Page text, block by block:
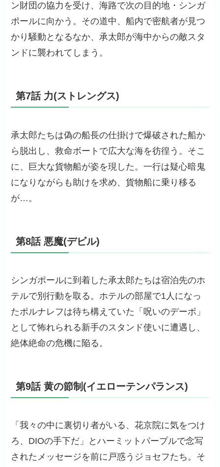
ン財団の協力を受け、海路で次の目的地・シンガ
ポールに向かう。その道中、船内で密航者が見つ
かり騒動となるなか、承太郎が海中からの敵スタ
ンドに襲われてしまう。
第7話 力(ストレングス)
承太郎たちは偽の船長の仕掛けで爆破された船か
ら脱出し、救命ボートで広大な海を彷徨う。そこ
に、巨大な貨物船が姿を現した。一行は疑心暗鬼
になりながらも助けを求め、貨物船に乗り移る
が…。
第8話 悪魔(デビル)
シンガポールに到着した承太郎たちは宿泊先のホ
テルで別行動を取る。ホテルの部屋で1人になっ
たポルナレフは待ち構えていた「呪いのデーボ」
として怖れられる新手のスタンド使いに遭遇し、
絶体絶命の危機に陥る。
第9話 黄の節制(イエローテンパランス)
「我々の中に裏切り者がいる、花京院に気をつけ
ろ、DIOの手下だ」とハーミットパープルで念写
されたメッセージを前に戸惑うジョセフたち。そ